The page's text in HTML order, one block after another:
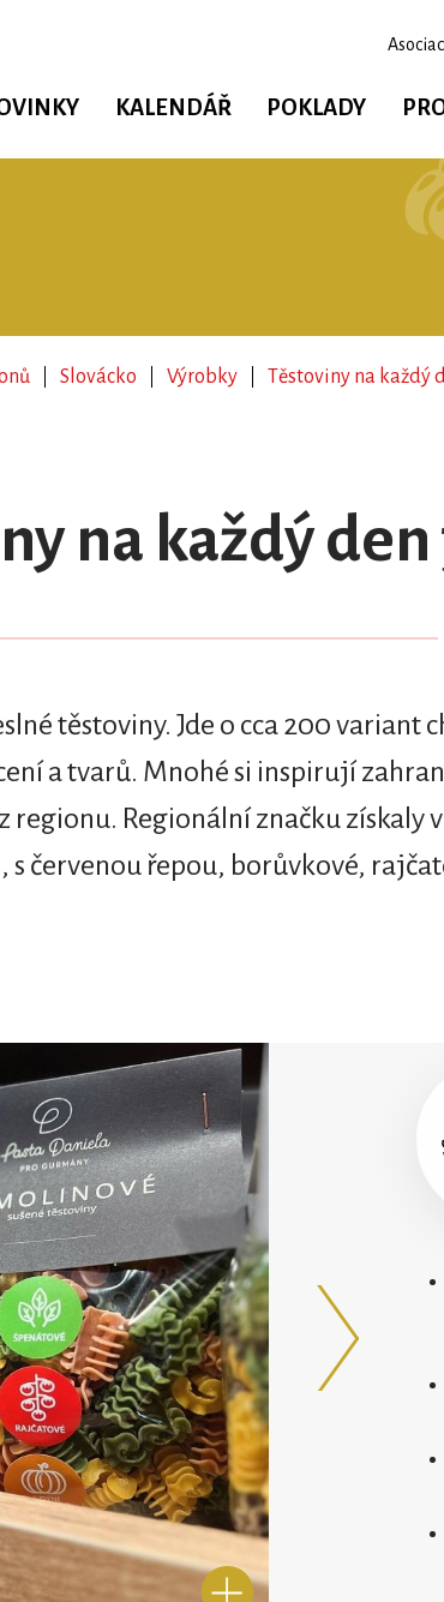
KALENDÁŘ POKLADY
Slovácko Výrobky Těstoviny na každý
na každý
těstoviny. Jde o cca 200 variant
a tvarů. Mnohé si inspirují
Regionální značku získaly
s červenou řepou, borůvkové,